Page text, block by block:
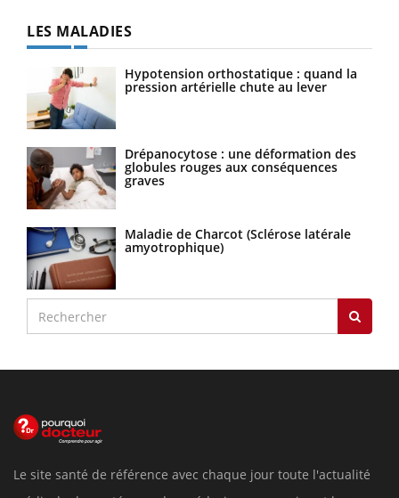
LES MALADIES
Hypotension orthostatique : quand la
pression artérielle chute au lever
Drépanocytose : une déformation des
globules rouges aux conséquences
graves
Maladie de Charcot (Sclérose latérale
amyotrophique)
Le site santé de référence avec chaque jour toute l'actualité